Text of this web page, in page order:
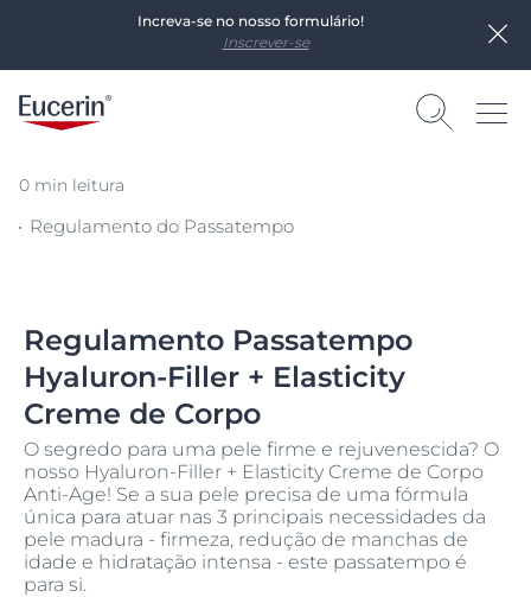
Increva-se no nosso formulário!
Inscrever-se
0 min leitura
Regulamento do Passatempo
Regulamento Passatempo
Hyaluron-Filler + Elasticity
Creme de Corpo
O segredo para uma pele firme e rejuvenescida? O
nosso Hyaluron-Filler + Elasticity Creme de Corpo
Anti-Age! Se a sua pele precisa de uma fórmula
única para atuar nas 3 principais necessidades da
pele madura - firmeza, redução de manchas de
idade e hidratação intensa - este passatempo é
para si.